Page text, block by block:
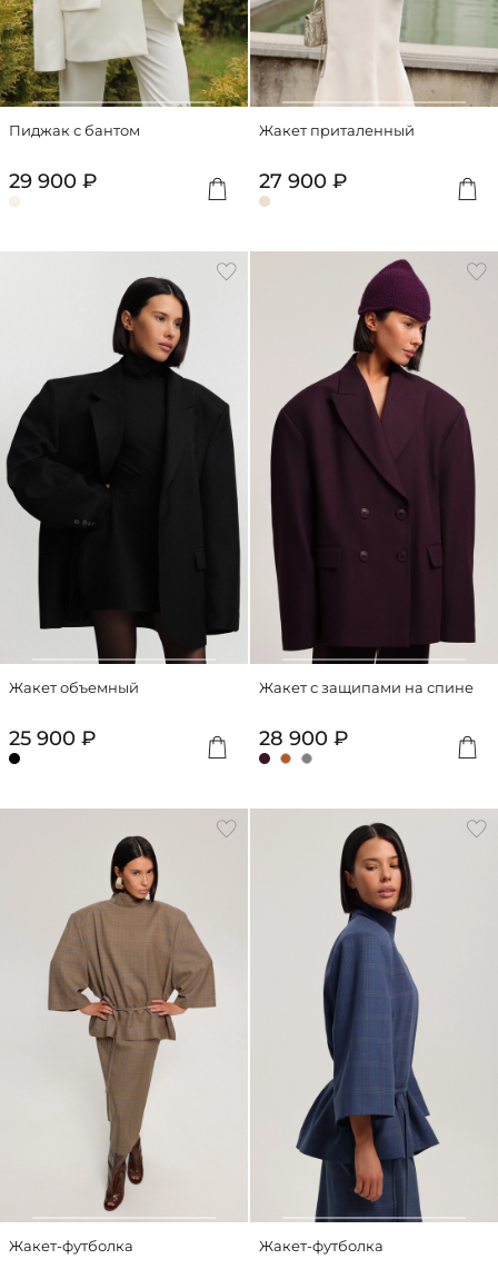
Пиджак с бантом
29 900 ₽
Жакет приталенный
27 900 ₽
Жакет объемный
25 900 ₽
Жакет с защипами на спине
28 900 ₽
Жакет-футболка Жакет-футболка